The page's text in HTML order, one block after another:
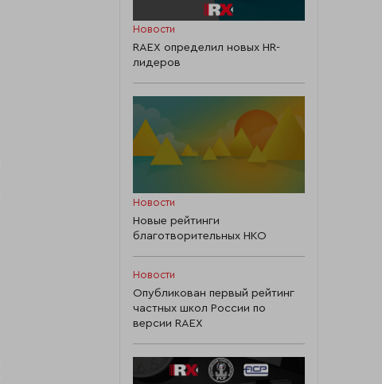
Новости
RAEX определил новых HR-
лидеров
Новости
Новые рейтинги
благотворительных НКО
Новости
Опубликован первый рейтинг
частных школ России по
версии RAEX